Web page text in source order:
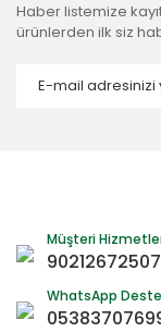
Haber listemize
ürünlerden ilk siz
Müşteri
WhatsApp